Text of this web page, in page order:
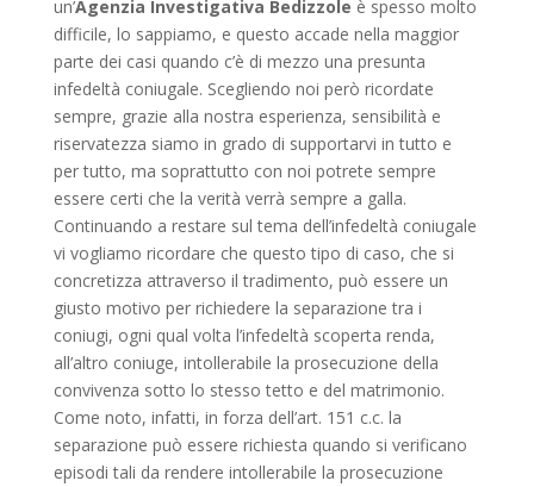
un’Agenzia Investigativa Bedizzole è spesso molto
difficile, lo sappiamo, e questo accade nella maggior
parte dei casi quando c’è di mezzo una presunta
infedeltà coniugale. Scegliendo noi però ricordate
sempre, grazie alla nostra esperienza, sensibilità e
riservatezza siamo in grado di supportarvi in tutto e
per tutto, ma soprattutto con noi potrete sempre
essere certi che la verità verrà sempre a galla.
Continuando a restare sul tema dell’infedeltà coniugale
vi vogliamo ricordare che questo tipo di caso, che si
concretizza attraverso il tradimento, può essere un
giusto motivo per richiedere la separazione tra i
coniugi, ogni qual volta l’infedeltà scoperta renda,
all’altro coniuge, intollerabile la prosecuzione della
convivenza sotto lo stesso tetto e del matrimonio.
Come noto, infatti, in forza dell’art. 151 c.c. la
separazione può essere richiesta quando si verificano
episodi tali da rendere intollerabile la prosecuzione